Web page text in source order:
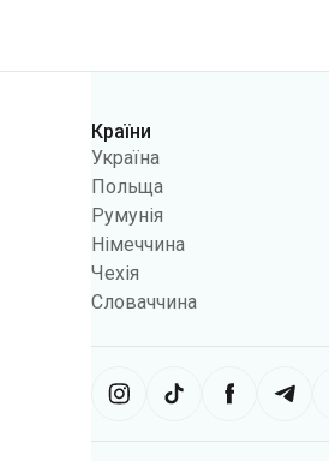
Категорії
Країни
Україна
Польща
Румунія
Німеччина
Чехія
Словаччина